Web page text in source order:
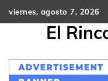
Skip
to
viernes, agosto 7, 2026
El